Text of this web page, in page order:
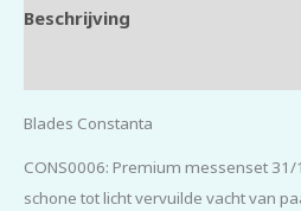
Beschrijving
Blades Constanta
CONS0006: Premium messenset
schone tot licht vervuilde vacht van